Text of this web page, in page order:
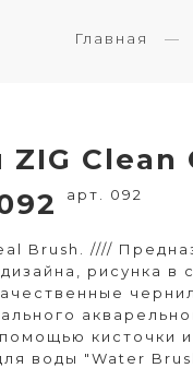
Главная
Clean
арт. 092
Brush. ////
рисунка в
кисточки
воды "Water